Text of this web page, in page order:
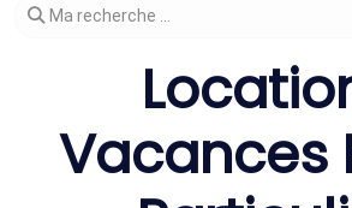
Modifier votre recherche
Ma recherche ...
Vacances